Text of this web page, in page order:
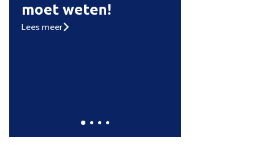
moet weten!
Lees meer